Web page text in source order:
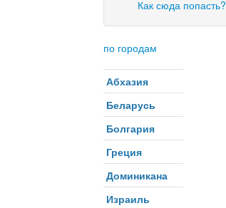
Как сюда попасть?
по городам
Абхазия
Беларусь
Болгария
Греция
Доминикана
Израиль